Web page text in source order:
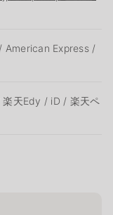
American Express /
天Edy / iD / 楽天ペ